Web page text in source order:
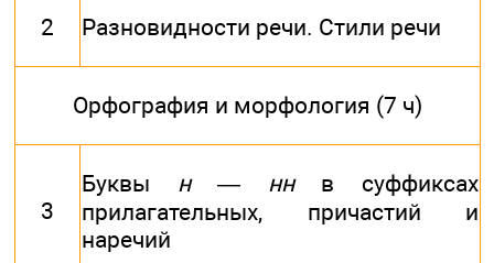
2 Разновидности речи. Стили речи
Орфография и морфология (7 ч)
3
Буквы н— ннв суффиксах
прилагательных, причастий и
наречий